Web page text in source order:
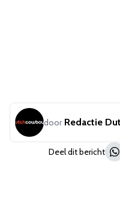
door Redactie
Deel dit bericht